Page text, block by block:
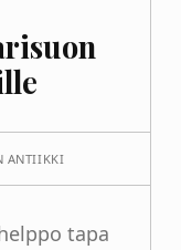
ANTIIKKI
tapa